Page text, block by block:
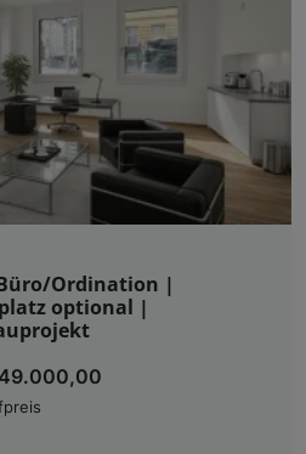
Büro/Ordination |
optional |